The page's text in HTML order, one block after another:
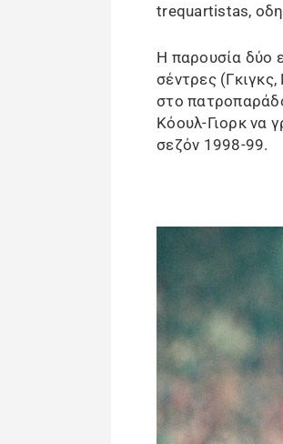
trequartistas,
Η παρουσία δύο
σέντρες
στο
Κόουλ-Γιορκ να
σεζόν 1998-99.